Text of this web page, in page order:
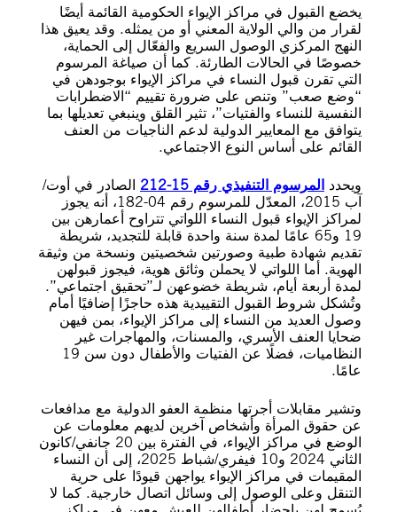
يخضع القبول في مراكز الإيواء الحكومية القائمة أيضًا
لقرار من والي الولاية المعني أو من يمثله. وقد يعيق هذا
النهج المركزي الوصول السريع والفعّال إلى الحماية،
خصوصًا في الحالات الطارئة. كما أن صياغة المرسوم
التي تقرن قبول النساء في مراكز الإيواء بوجودهن في
“وضع صعب” وتنص على ضرورة تقييم “الاضطرابات
النفسية للنساء والفتيات”، تثير القلق وينبغي تعديلها بما
يتوافق مع المعايير الدولية لدعم الناجيات من العنف
القائم على أساس النوع الاجتماعي.
ويحدد المرسوم التنفيذي رقم 15-212
الصادر في أوت/
آب 2015، المعدّل للمرسوم رقم 04-182، أنه يجوز
لمراكز الإيواء قبول النساء اللواتي تتراوح أعمارهن بين
19 و65 عامًا لمدة سنة واحدة قابلة للتجديد، شريطة
تقديم شهادة طبية وصورتين شخصيتين ونسخة من وثيقة
الهوية. أما اللواتي لا يحملن وثائق هوية، فيجوز قبولهن
لمدة أربعة أيام، شريطة خضوعهن لـ”تحقيق اجتماعي”.
وتُشكل شروط القبول التقييدية هذه حاجزًا إضافيًا أمام
وصول العديد من النساء إلى مراكز الإيواء، بمن فيهن
ضحايا العنف الأسري، والمسنات، والمهاجرات غير
النظاميات، فضلًا عن الفتيات والأطفال دون سن 19
عامًا.
وتشير مقابلات أجرتها منظمة العفو الدولية مع مدافعات
عن حقوق المرأة وأشخاص آخرين لديهم معلومات عن
الوضع في مراكز الإيواء، في الفترة بين 20 جانفي/كانون
الثاني 2024 و10 فيفري/شباط 2025، إلى أن النساء
المقيمات في مراكز الإيواء يواجهن قيودًا على حرية
التنقل وعلى الوصول إلى وسائل اتصال خارجية. كما لا